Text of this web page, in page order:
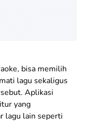
bisa memilih
lagu sekaligus
Aplikasi
yang
lagu lain seperti